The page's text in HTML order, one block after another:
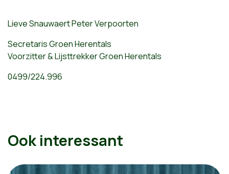
Lieve Snauwaert Peter Verpoorten
Secretaris Groen Herentals
Voorzitter & Lijsttrekker Groen Herentals
0499/224.996
Ook interessant